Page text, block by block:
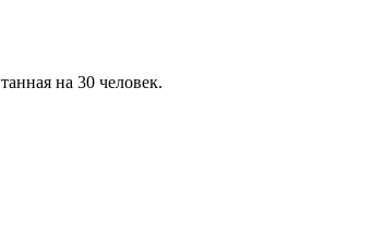
на 30 человек.